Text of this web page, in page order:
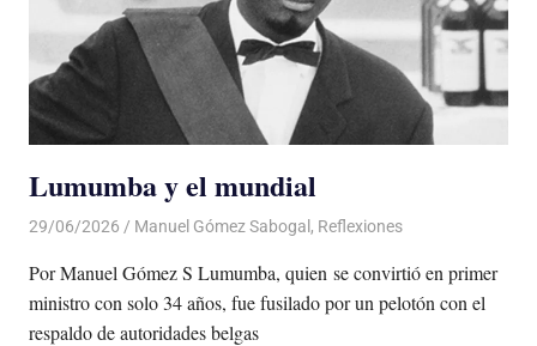
Lumumba y el mundial
29/06/2026 De todo un Poco
Manuel Gómez Sabogal, Reflexiones
Por Manuel Gómez S Lumumba, quien se convirtió en primer
ministro con solo 34 años, fue fusilado por un pelotón con el
respaldo de autoridades belgas